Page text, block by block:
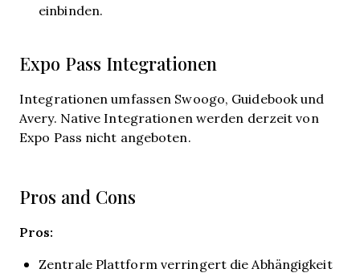
einbinden.
Expo Pass Integrationen
Integrationen umfassen Swoogo, Guidebook und
Avery. Native Integrationen werden derzeit von
Expo Pass nicht angeboten.
Pros and Cons
Pros:
Zentrale Plattform verringert die Abhängigkeit